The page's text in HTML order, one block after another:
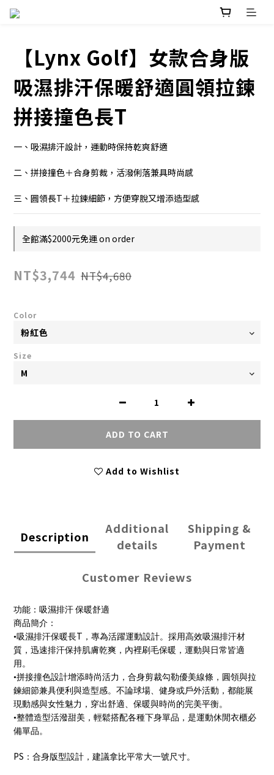
【Lynx Golf】女款合身版
吸濕排汗保暖舒適圓領拉鍊
拼接撞色長T
一、吸濕排汗設計，運動時保持乾爽舒適
二、拼接撞色＋合身剪裁，活潑俐落兼具時尚感
三、圓領長T＋拉鍊細節，方便穿脫又增添造型感
全館滿$2000元免運 on order
NT$3,744 NT$4,680
Color
Size
ADD TO CART
Add to Wishlist
Description
Additional
details
Shipping &
Payment
Customer Reviews
功能：吸濕排汗 保暖舒適
商品簡介：
•吸濕排汗保暖長T ，專為活躍運動設計。採用高效吸濕排汗材
質，迅速排汗保持肌膚乾爽，內裡刷毛保暖，運動與日常皆適
用。
•拼接撞色設計增添時尚活力，合身剪裁勾勒優美線條，圓領與拉
鍊細節兼具便利與造型感。不論球場、健身或戶外活動，都能展
現動感與女性魅力，穿出舒適、保暖與時尚的完美平衡。
•整體造型活潑甜美，輕鬆搭配各種下身單品，是運動休閒衣櫃必
備單品。
PS ：合身版型設計，建議拿比平常大一號尺寸。